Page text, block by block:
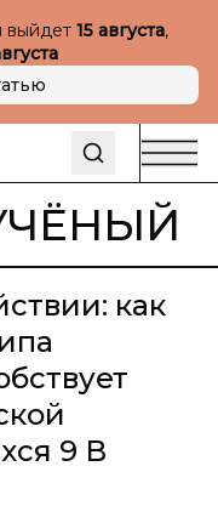
выйдет 15 августа,
как
9 В